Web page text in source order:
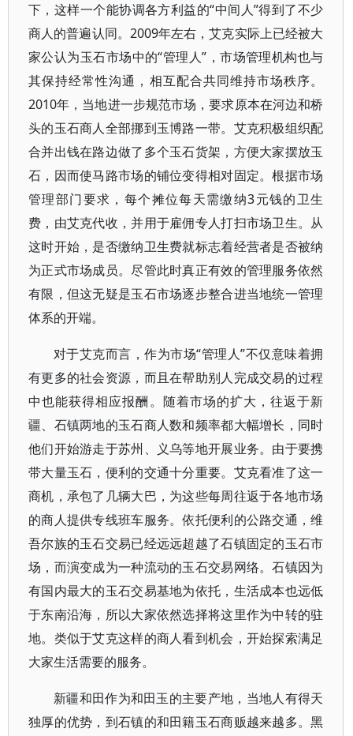
下，这样一个能协调各方利益的“中间人”得到了不少
商人的普遍认同。2009年左右，艾克实际上已经被大
家公认为玉石市场中的“管理人”，市场管理机构也与
其保持经常性沟通，相互配合共同维持市场秩序。
2010年，当地进一步规范市场，要求原本在河边和桥
头的玉石商人全部挪到玉博路一带。艾克积极组织配
合并出钱在路边做了多个玉石货架，方便大家摆放玉
石，因而使马路市场的铺位变得相对固定。根据市场
管理部门要求，每个摊位每天需缴纳3元钱的卫生
费，由艾克代收，并用于雇佣专人打扫市场卫生。从
这时开始，是否缴纳卫生费就标志着经营者是否被纳
为正式市场成员。尽管此时真正有效的管理服务依然
有限，但这无疑是玉石市场逐步整合进当地统一管理
体系的开端。
对于艾克而言，作为市场“管理人”不仅意味着拥
有更多的社会资源，而且在帮助别人完成交易的过程
中也能获得相应报酬。随着市场的扩大，往返于新
疆、石镇两地的玉石商人数和频率都大幅增长，同时
他们开始游走于苏州、义乌等地开展业务。由于要携
带大量玉石，便利的交通十分重要。艾克看准了这一
商机，承包了几辆大巴，为这些每周往返于各地市场
的商人提供专线班车服务。依托便利的公路交通，维
吾尔族的玉石交易已经远远超越了石镇固定的玉石市
场，而演变成为一种流动的玉石交易网络。石镇因为
有国内最大的玉石交易基地为依托，生活成本也远低
于东南沿海，所以大家依然选择将这里作为中转的驻
地。类似于艾克这样的商人看到机会，开始探索满足
大家生活需要的服务。
新疆和田作为和田玉的主要产地，当地人有得天
独厚的优势，到石镇的和田籍玉石商贩越来越多。黑